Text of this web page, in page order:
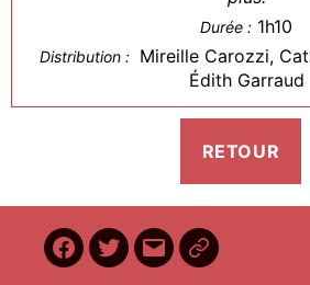
Durée : 1h10
Distribution : Mireille Carozzi,
Édith Garraud
Facebook
Twitter
E-
BilletReduc